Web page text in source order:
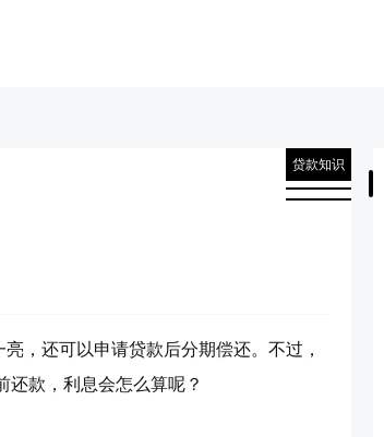
贷款知识
，还可以申请贷款后分期偿还。不过，
款，利息会怎么算呢？